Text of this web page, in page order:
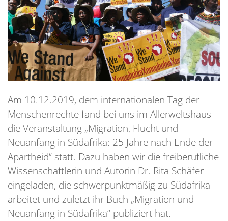
Am 10.12.2019, dem internationalen Tag der
Menschenrechte fand bei uns im Allerweltshaus
die Veranstaltung „Migration, Flucht und
Neuanfang in Südafrika: 25 Jahre nach Ende der
Apartheid“ statt. Dazu haben wir die freiberufliche
Wissenschaftlerin und Autorin Dr. Rita Schäfer
eingeladen, die schwerpunktmäßig zu Südafrika
arbeitet und zuletzt ihr Buch „Migration und
Neuanfang in Südafrika“ publiziert hat.